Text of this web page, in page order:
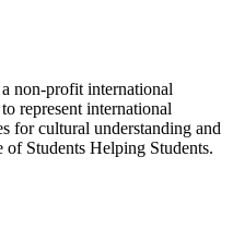
non-profit international
represent international
for cultural understanding and
Students Helping Students.